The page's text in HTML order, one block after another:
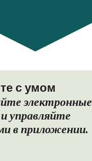
с умом
электронные
управляйте
в приложении.